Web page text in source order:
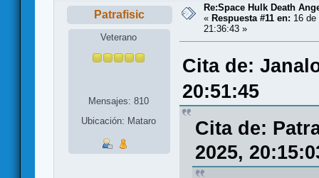
Patrafisic
Veterano
Mensajes: 810
Ubicación: Mataro
Re:Space Hulk Death
« Respuesta #11 en: 16 de
21:36:43 »
Cita de:
20:51:45
Cita de:
2025,